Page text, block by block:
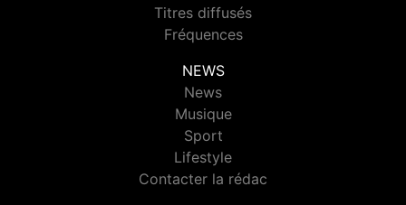
Titres diffusés
Fréquences
NEWS
News
Musique
Sport
Lifestyle
Contacter la rédac